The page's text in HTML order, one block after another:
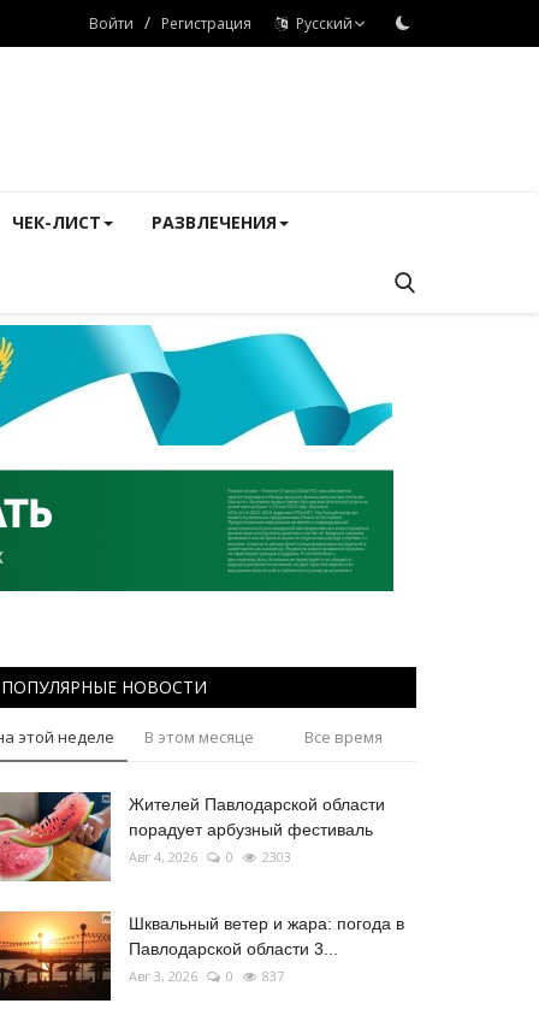
Войти / Регистрация Русский
ЧЕК-ЛИСТ РАЗВЛЕЧЕНИЯ
ПОПУЛЯРНЫЕ НОВОСТИ
этой неделе В этом месяце Все время
Жителей Павлодарской области
порадует арбузный фестиваль
Авг 4, 2026 0 2303
Шквальный ветер и жара: погода в
Павлодарской области 3...
Авг 3, 2026 0 837